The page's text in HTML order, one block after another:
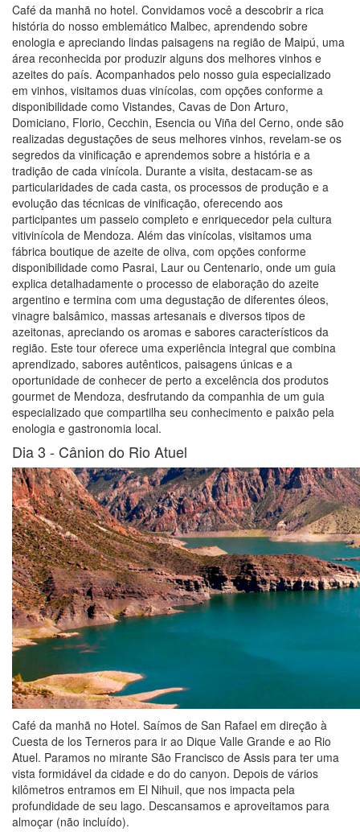
Café da manhã no hotel. Convidamos você a descobrir a rica
história do nosso emblemático Malbec, aprendendo sobre
enologia e apreciando lindas paisagens na região de Maipú, uma
área reconhecida por produzir alguns dos melhores vinhos e
azeites do país. Acompanhados pelo nosso guia especializado
em vinhos, visitamos duas vinícolas, com opções conforme a
disponibilidade como Vistandes, Cavas de Don Arturo,
Domiciano, Florio, Cecchin, Esencia ou Viña del Cerno, onde são
realizadas degustações de seus melhores vinhos, revelam-se os
segredos da vinificação e aprendemos sobre a história e a
tradição de cada vinícola. Durante a visita, destacam‑se as
particularidades de cada casta, os processos de produção e a
evolução das técnicas de vinificação, oferecendo aos
participantes um passeio completo e enriquecedor pela cultura
vitivinícola de Mendoza. Além das vinícolas, visitamos uma
fábrica boutique de azeite de oliva, com opções conforme
disponibilidade como Pasrai, Laur ou Centenario, onde um guia
explica detalhadamente o processo de elaboração do azeite
argentino e termina com uma degustação de diferentes óleos,
vinagre balsâmico, massas artesanais e diversos tipos de
azeitonas, apreciando os aromas e sabores característicos da
região. Este tour oferece uma experiência integral que combina
aprendizado, sabores autênticos, paisagens únicas e a
oportunidade de conhecer de perto a excelência dos produtos
gourmet de Mendoza, desfrutando da companhia de um guia
especializado que compartilha seu conhecimento e paixão pela
enologia e gastronomia local.
Dia 3 - Cânion do Rio Atuel
Café da manhã no Hotel. Saímos de San Rafael em direção à
Cuesta de los Terneros para ir ao Dique Valle Grande e ao Rio
Atuel. Paramos no mirante São Francisco de Assis para ter uma
vista formidável da cidade e do do canyon. Depois de vários
kilômetros entramos em El Nihuil, que nos impacta pela
profundidade de seu lago. Descansamos e aproveitamos para
almoçar (não incluído).